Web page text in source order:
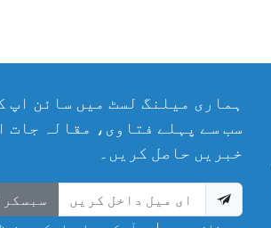
ہماری میلنگ لسٹ میں سائن اپ
سب سے پہلے فتاوی، مقالہ جات
خبریں حاصل کریں۔